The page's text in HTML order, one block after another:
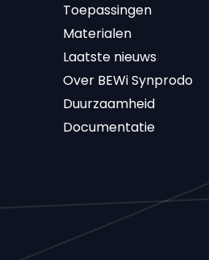
Toepassingen
Materialen
Laatste nieuws
Over BEWi Synprodo
Duurzaamheid
Documentatie